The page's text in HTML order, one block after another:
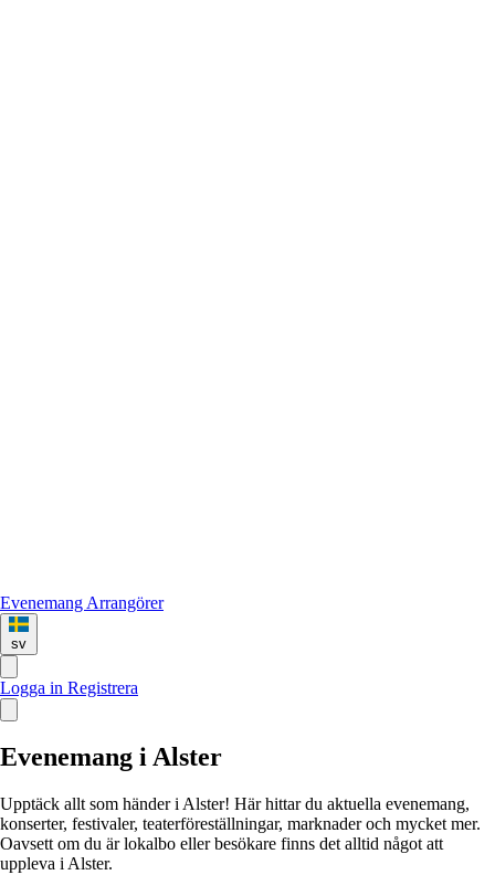
Evenemang Arrangörer
sv
Logga in Registrera
Evenemang i Alster
Upptäck allt som händer i Alster! Här hittar du aktuella evenemang,
konserter, festivaler, teaterföreställningar, marknader och mycket mer.
Oavsett om du är lokalbo eller besökare finns det alltid något att
uppleva i Alster.